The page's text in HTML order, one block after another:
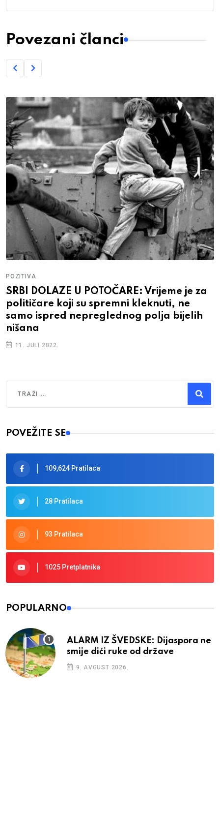
Povezani članci
POZITIVA
SRBI DOLAZE U POTOČARE: Vrijeme je za
političare koji su spremni kleknuti, ne
samo ispred nepreglednog polja bijelih
nišana
11. JULI 2022.
Type 2 or more characters for results.
POVEŽITE SE
109,624 Pratilaca
28 Pratilaca
93 Pratilaca
1025 Pretplatnika
POPULARNO
ALARM IZ ŠVEDSKE: Dijaspora ne
smije dići ruke od države
9. AVGUST 2026.